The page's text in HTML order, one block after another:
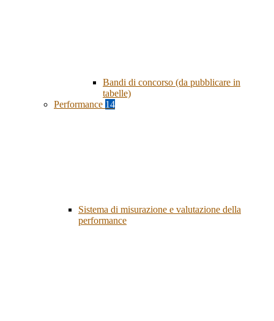
Bandi di concorso (da pubblicare in
tabelle)
Performance 14
Sistema di misurazione e valutazione della
performance